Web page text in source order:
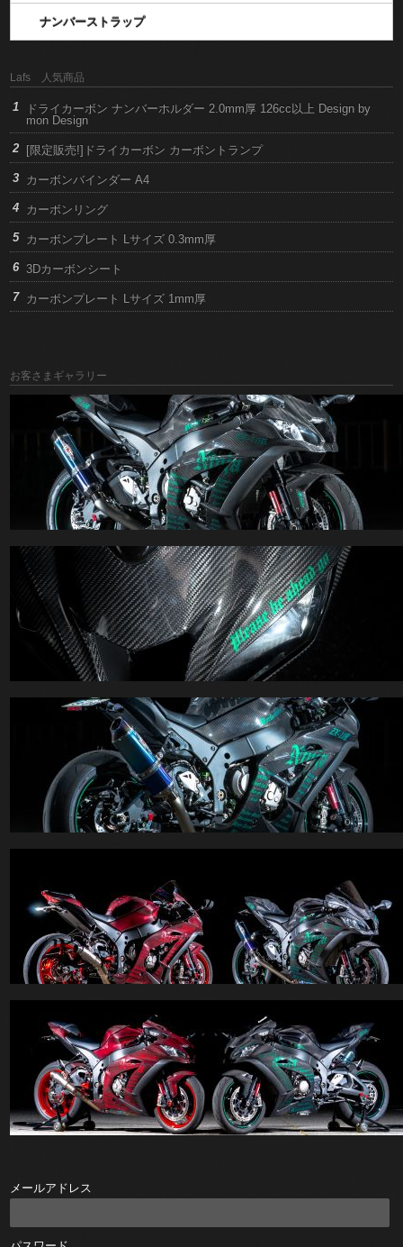
ナンバーストラップ
Lafs 人気商品
ドライカーボン ナンバーホルダー 2.0mm厚 126cc以上 Design by
mon Design
[限定販売!]ドライカーボン カーボントランプ
カーボンバインダー A4
カーボンリング
カーボンプレート Lサイズ 0.3mm厚
3Dカーボンシート
カーボンプレート Lサイズ 1mm厚
お客さまギャラリー
メールアドレス